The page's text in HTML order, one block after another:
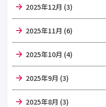
2025年12月 (3)
2025年11月 (6)
2025年10月 (4)
2025年9月 (3)
2025年8月 (3)